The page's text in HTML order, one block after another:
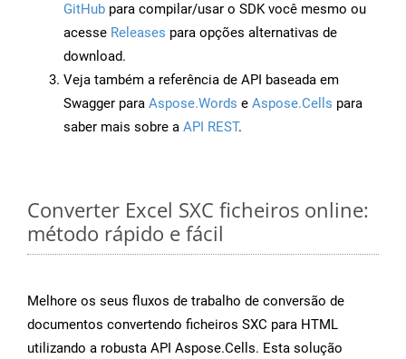
GitHub para compilar/usar o SDK você mesmo ou
acesse Releases para opções alternativas de
download.
Veja também a referência de API baseada em
Swagger para Aspose.Words e Aspose.Cells para
saber mais sobre a API REST.
Converter Excel SXC ficheiros online:
método rápido e fácil
Melhore os seus fluxos de trabalho de conversão de
documentos convertendo ficheiros SXC para HTML
utilizando a robusta API Aspose.Cells. Esta solução